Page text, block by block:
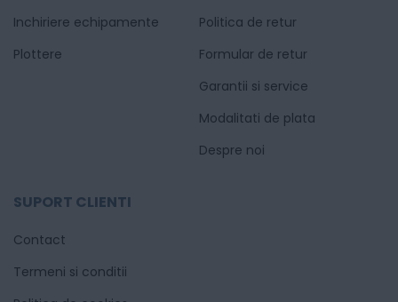
Inchiriere echipamente
Plottere
Politica de retur
Formular de retur
Garantii si service
Modalitati de plata
Despre noi
SUPORT CLIENTI
Contact
Termeni si conditii